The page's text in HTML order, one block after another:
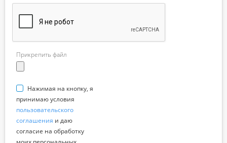
Прикрепить файл
Нажимая на кнопку, я
принимаю условия
пользовательского
соглашения и даю
согласие на обработку